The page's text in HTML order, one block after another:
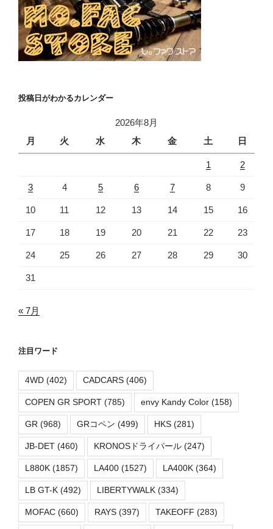
投稿日がわかるカレンダー
2026年8月
月
火 水 木 金 土 日
1 2
3 4 5 6 7 8 9
10 11 12 13 14 15 16
17 18 19 20 21 22 23
24 25 26 27 28 29 30
31
« 7月
注目ワード
4WD (402) CADCARS (406)
COPEN GR SPORT (785) envy Kandy Color (158)
GR (968) GRコペン (499) HKS (281)
JB-DET (460) KRONOSドライパール (247)
L880K (1857) LA400 (1527) LA400K (364)
LB GT-K (492) LIBERTYWALK (334)
MOFAC (660) RAYS (397) TAKEOFF (283)